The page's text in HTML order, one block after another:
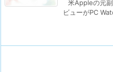
米Appleの元
ビューがPC